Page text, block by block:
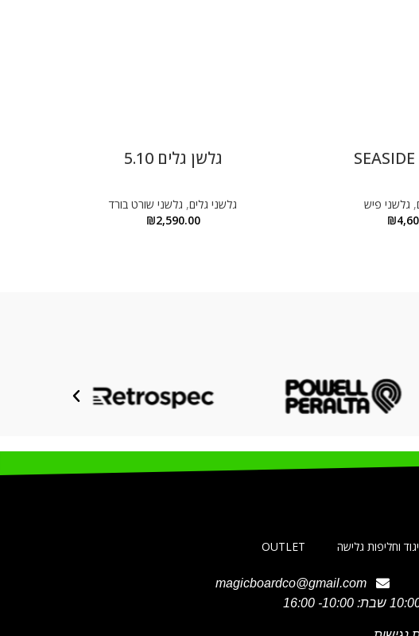
, גלשני פיש
₪
גלשן גלים 5.10
גלשני גלים, גלשני שורט בורד
₪2,590.00
וחליפות גלישה OUTLET
magicboardco@gmail.com